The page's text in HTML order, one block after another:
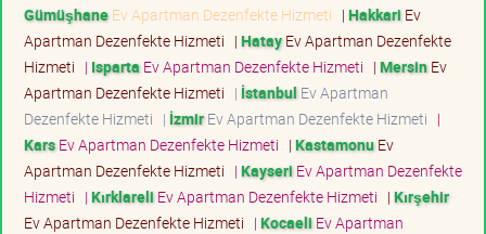
GümüşhaneEv Apartman Dezenfekte Hizmeti | Hakkari Ev
Apartman Dezenfekte Hizmeti | HatayEv Apartman Dezenfekte
Hizmeti | Isparta Ev Apartman Dezenfekte Hizmeti | MersinEv
Apartman Dezenfekte Hizmeti | İstanbul Ev Apartman
Dezenfekte Hizmeti | İzmirEv Apartman Dezenfekte Hizmeti |
KarsEv Apartman Dezenfekte Hizmeti | KastamonuEv
Apartman Dezenfekte Hizmeti | Kayseri Ev Apartman Dezenfekte
Hizmeti | Kırklareli Ev Apartman Dezenfekte Hizmeti | Kırşehir
Ev Apartman Dezenfekte Hizmeti | Kocaeli Ev Apartman